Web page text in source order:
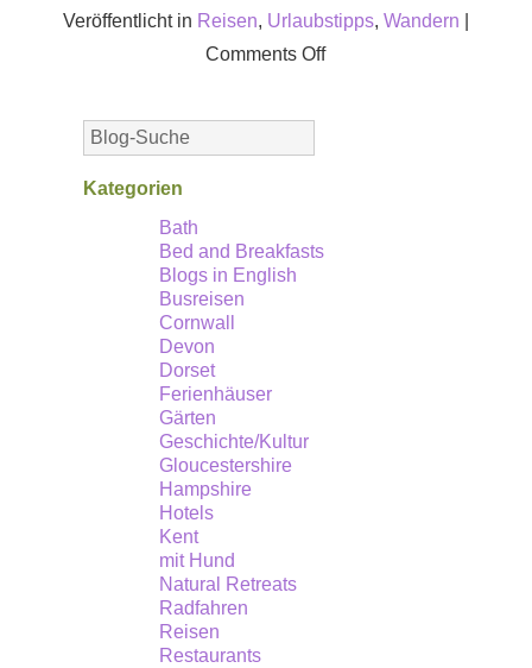
Veröffentlicht in Reisen, Urlaubstipps, Wandern
Comments Offon
Kategorien
Bath
Bed and Breakfasts
Blogs in English
Busreisen
Cornwall
Devon
Dorset
Ferienhäuser
Gärten
Geschichte/Kultur
Gloucestershire
Hampshire
Hotels
Kent
mit Hund
Natural Retreats
Radfahren
Reisen
Restaurants